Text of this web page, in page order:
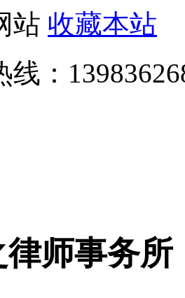
站 收藏本站
：
师事务所